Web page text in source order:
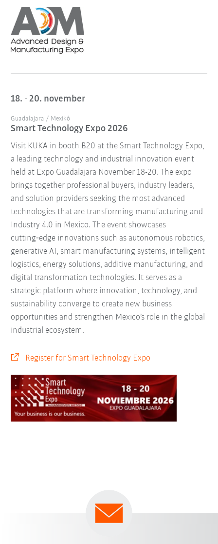
18. - 20. november
Guadalajara / Mexikó
Smart Technology Expo 2026
Visit KUKA in booth B20 at the Smart Technology Expo,
a leading technology and industrial innovation event
held at Expo Guadalajara November 18-20. The expo
brings together professional buyers, industry leaders,
and solution providers seeking the most advanced
technologies that are transforming manufacturing and
Industry 4.0 in Mexico. The event showcases
cutting‑edge innovations such as autonomous robotics,
generative AI, smart manufacturing systems, intelligent
logistics, energy solutions, additive manufacturing, and
digital transformation technologies. It serves as a
strategic platform where innovation, technology, and
sustainability converge to create new business
opportunities and strengthen Mexico’s role in the global
industrial ecosystem.
Register for Smart Technology Expo